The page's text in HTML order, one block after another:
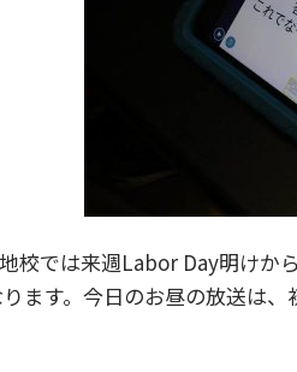
校では来週Labor Day明けか
ます。今日のお昼の放送は